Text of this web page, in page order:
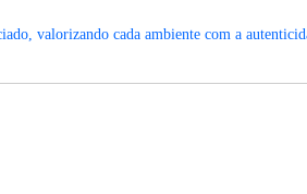
valorizando cada ambiente com a